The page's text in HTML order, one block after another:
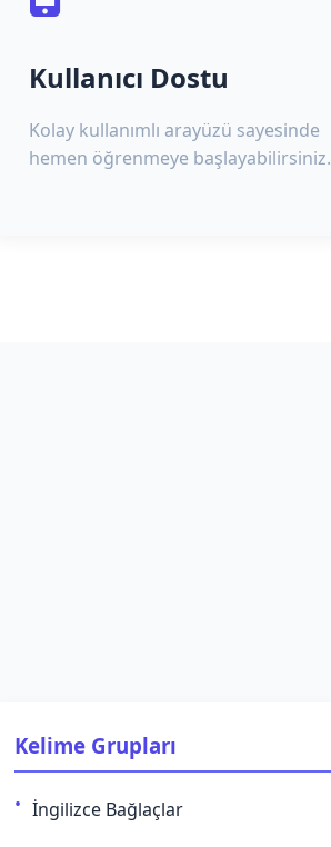
Kullanıcı Dostu
Kolay kullanımlı arayüzü sayesinde
hemen öğrenmeye başlayabilirsiniz.
Kelime Grupları
İngilizce Bağlaçlar